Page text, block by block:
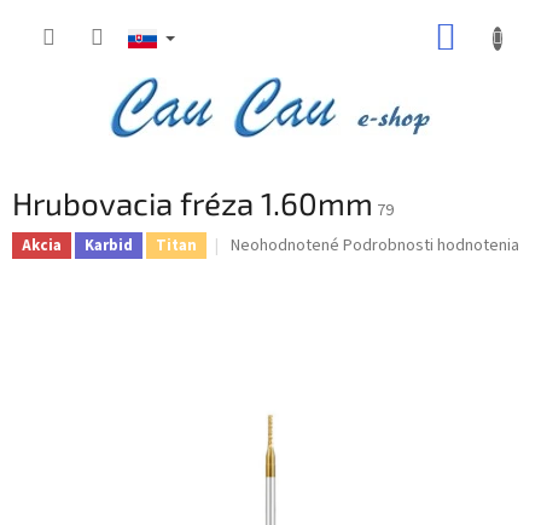
Hrubovacia fréza 1.60mm 79
Akcia Karbid Titan
Priemerné
Neohodnotené Podrobnosti hodnotenia